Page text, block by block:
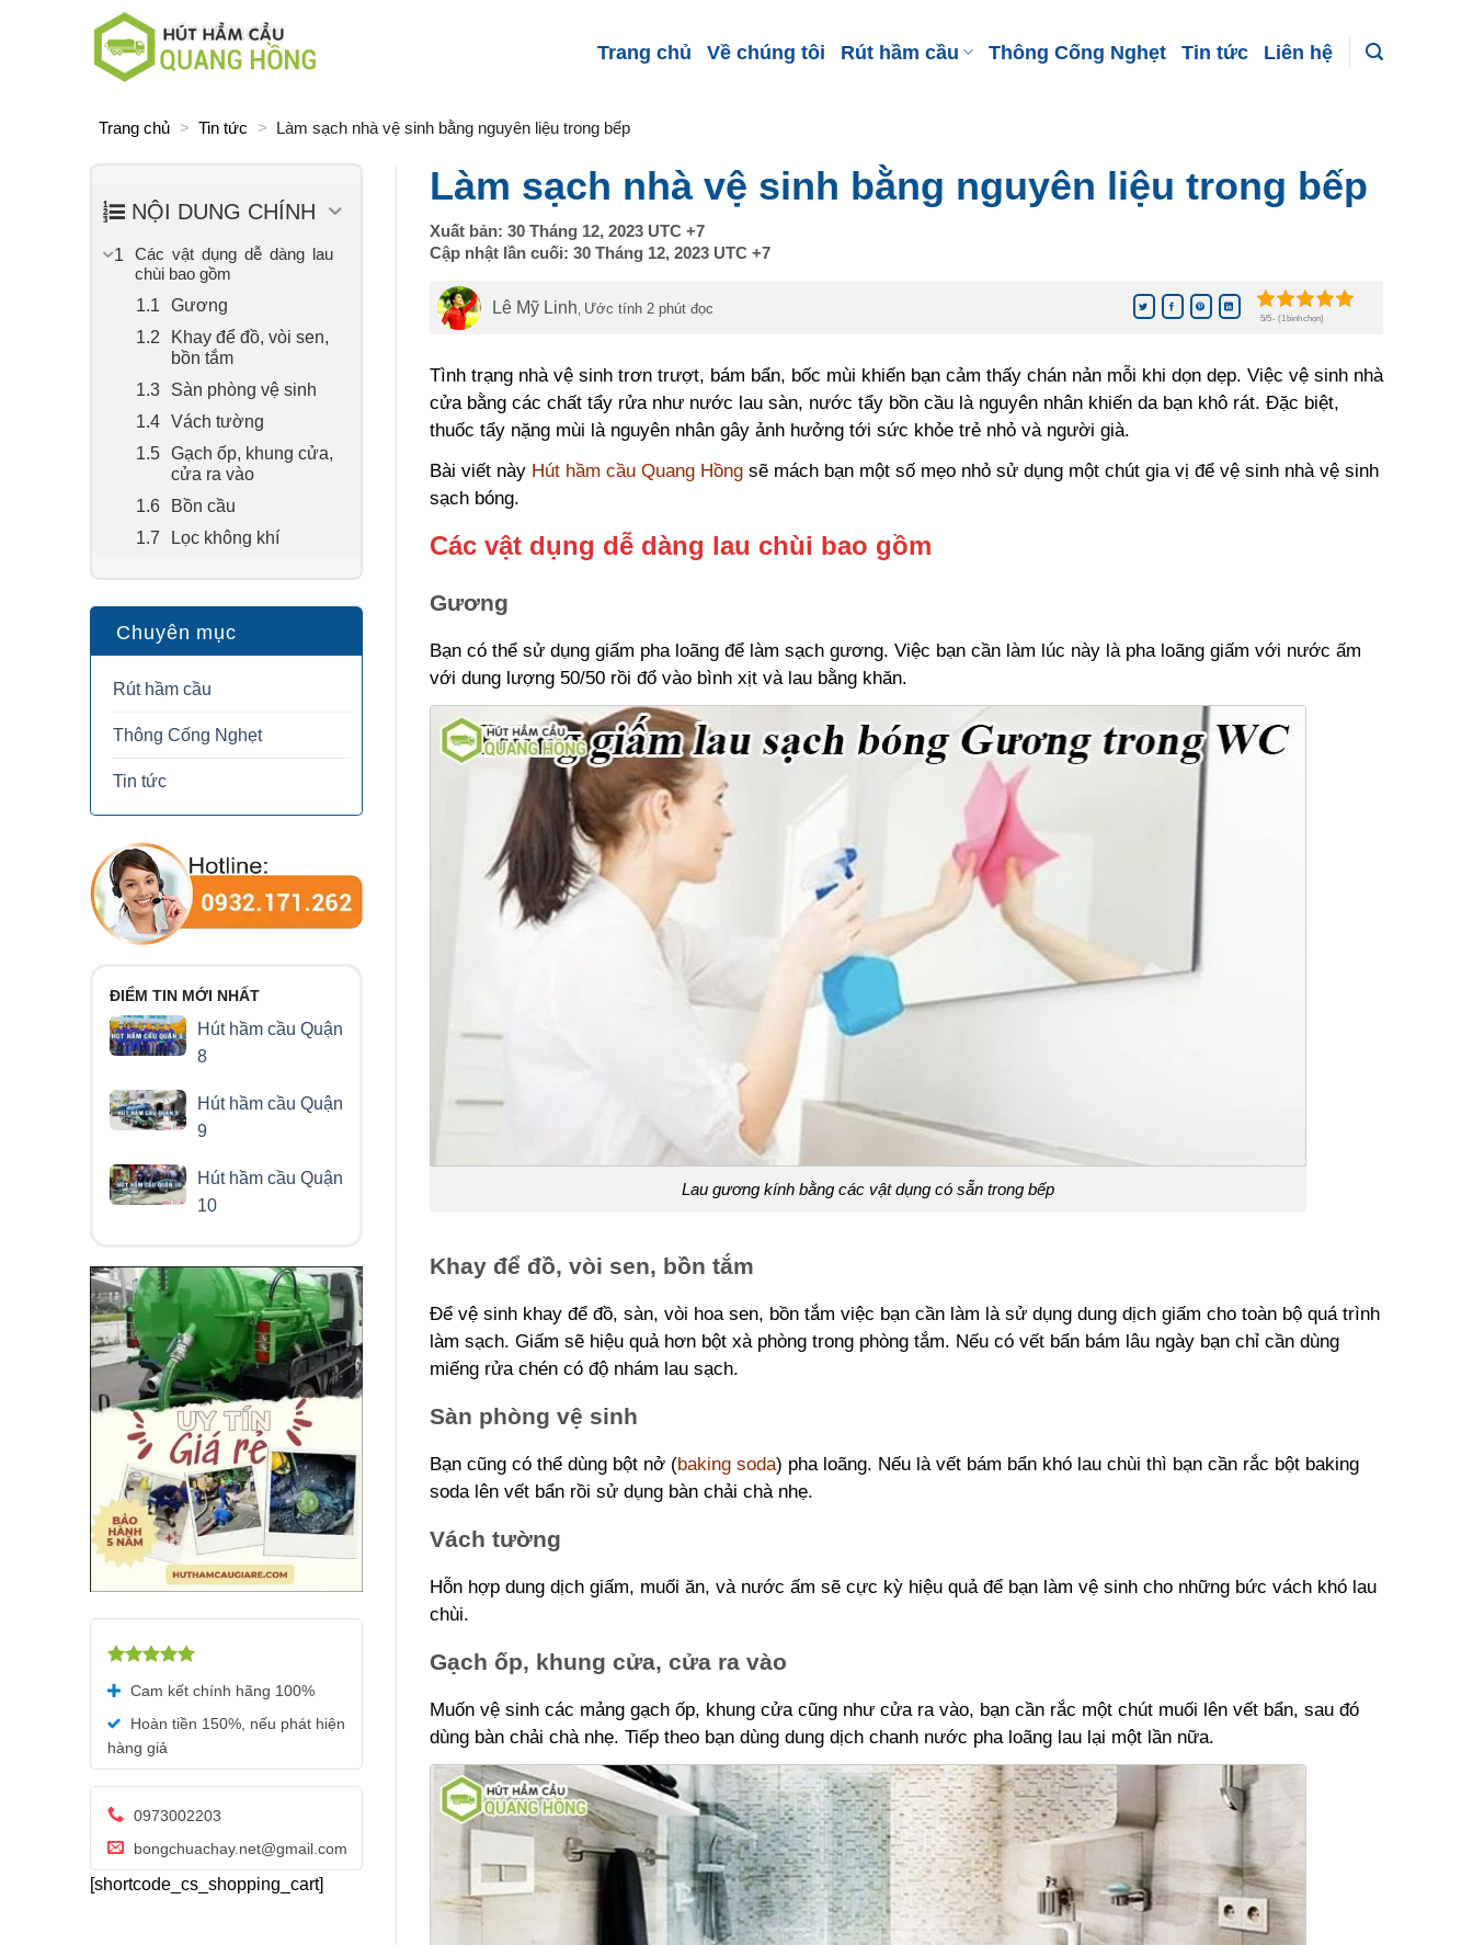
Trang chủ Về chúng tôi Rút hầm cầu Thông Cống Nghẹt Tin tức Liên hệ
Trang chủ > Tin tức > Làm sạch nhà vệ sinh bằng nguyên liệu trong bếp
Làm sạch nhà vệ sinh bằng nguyên liệu trong bếp
Xuất bản: 30 Tháng 12, 2023 UTC +7
Cập nhật lần cuối: 30 Tháng 12, 2023 UTC +7
Lê Mỹ Linh Ước tính 2 phút đọc
5/5 - (1 bình chọn)
Tình trạng nhà vệ sinh trơn trượt, bám bẩn, bốc mùi khiến bạn cảm thấy chán nản mỗi khi dọn dẹp. Việc vệ sinh nhà
cửa bằng các chất tẩy rửa như nước lau sàn, nước tẩy bồn cầu là nguyên nhân khiến da bạn khô rát. Đặc biệt,
thuốc tẩy nặng mùi là nguyên nhân gây ảnh hưởng tới sức khỏe trẻ nhỏ và người già.
Bài viết này Hút hầm cầu Quang Hồng sẽ mách bạn một số mẹo nhỏ sử dụng một chút gia vị để vệ sinh nhà vệ sinh
sạch bóng.
Các vật dụng dễ dàng lau chùi bao gồm
Gương
Bạn có thể sử dụng giấm pha loãng để làm sạch gương. Việc bạn cần làm lúc này là pha loãng giấm với nước ấm
với dung lượng 50/50 rồi đổ vào bình xịt và lau bằng khăn.
Lau gương kính bằng các vật dụng có sẵn trong bếp
Khay để đồ, vòi sen, bồn tắm
Để vệ sinh khay để đồ, sàn, vòi hoa sen, bồn tắm việc bạn cần làm là sử dụng dung dịch giấm cho toàn bộ quá trình
làm sạch. Giấm sẽ hiệu quả hơn bột xà phòng trong phòng tắm. Nếu có vết bẩn bám lâu ngày bạn chỉ cần dùng
miếng rửa chén có độ nhám lau sạch.
Sàn phòng vệ sinh
Bạn cũng có thể dùng bột nở (baking soda) pha loãng. Nếu là vết bám bẩn khó lau chùi thì bạn cần rắc bột baking
soda lên vết bẩn rồi sử dụng bàn chải chà nhẹ.
Vách tường
Hỗn hợp dung dịch giấm, muối ăn, và nước ấm sẽ cực kỳ hiệu quả để bạn làm vệ sinh cho những bức vách khó lau
chùi.
Gạch ốp, khung cửa, cửa ra vào
Muốn vệ sinh các mảng gạch ốp, khung cửa cũng như cửa ra vào, bạn cần rắc một chút muối lên vết bẩn, sau đó
dùng bàn chải chà nhẹ. Tiếp theo bạn dùng dung dịch chanh nước pha loãng lau lại một lần nữa.
NỘI DUNG CHÍNH
Các vật dụng dễ dàng lau
chùi bao gồm
Gương
Khay để đồ, vòi sen,
bồn tắm
Sàn phòng vệ sinh
Vách tường
Gạch ốp, khung cửa,
cửa ra vào
Bồn cầu
Lọc không khí
Chuyên mục
Rút hầm cầu
Thông Cống Nghẹt
Tin tức
ĐIỂM TIN MỚI NHẤT
Hút hầm cầu Quận
8
Hút hầm cầu Quận
9
Hút hầm cầu Quận
10
Được xếp
hạng5.00
5 sao
Cam kết chính hãng 100%
Hoàn tiền 150%, nếu phát hiện
hàng giả
0973002203
bongchuachay.net@gmail.com
[shortcode_cs_shopping_cart]